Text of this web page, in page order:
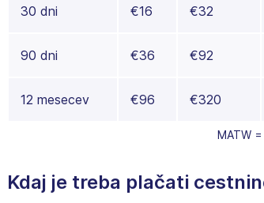
30 dni €16 €32
90 dni €36 €92
12 mesecev €96 €320
MATW
Kdaj je treba plačati